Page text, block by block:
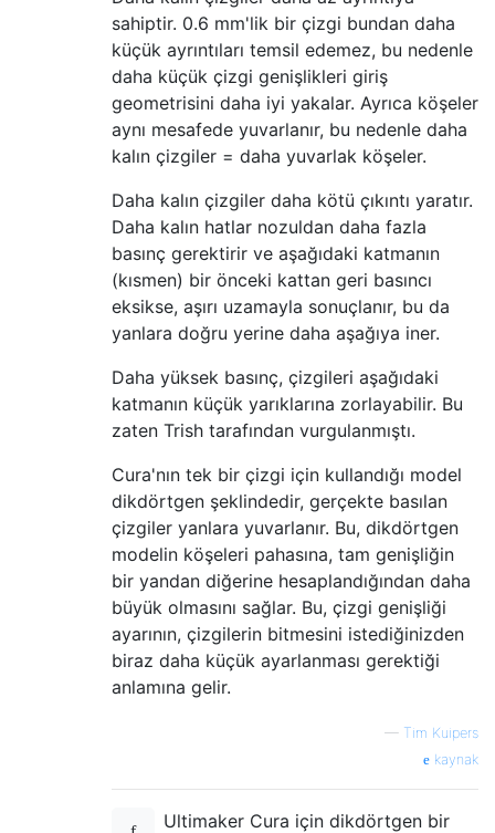
sahiptir. 0.6 mm'lik bir çizgi bundan daha
küçük ayrıntıları temsil edemez, bu nedenle
daha küçük çizgi genişlikleri giriş
geometrisini daha iyi yakalar. Ayrıca köşeler
aynı mesafede yuvarlanır, bu nedenle daha
kalın çizgiler = daha yuvarlak köşeler.
Daha kalın çizgiler daha kötü çıkıntı yaratır.
Daha kalın hatlar nozuldan daha fazla
basınç gerektirir ve aşağıdaki katmanın
(kısmen) bir önceki kattan geri basıncı
eksikse, aşırı uzamayla sonuçlanır, bu da
yanlara doğru yerine daha aşağıya iner.
Daha yüksek basınç, çizgileri aşağıdaki
katmanın küçük yarıklarına zorlayabilir. Bu
zaten Trish tarafından vurgulanmıştı.
Cura'nın tek bir çizgi için kullandığı model
dikdörtgen şeklindedir, gerçekte basılan
çizgiler yanlara yuvarlanır. Bu, dikdörtgen
modelin köşeleri pahasına, tam genişliğin
bir yandan diğerine hesaplandığından daha
büyük olmasını sağlar. Bu, çizgi genişliği
ayarının, çizgilerin bitmesini istediğinizden
biraz daha küçük ayarlanması gerektiği
anlamına gelir.
— Tim Kuipers
kaynak
Ultimaker Cura için dikdörtgen bir